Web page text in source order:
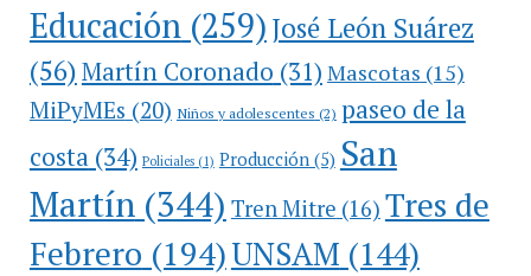
Educación(259)José León Suárez
(56)Martín Coronado (31) Mascotas (15)
MiPyMEs (20) Niños y adolescentes (2) paseo de la
costa(34) Policiales(1) Producción(5) San
Martín(344) Tren Mitre (16) Tres de
Febrero (194)UNSAM (144)